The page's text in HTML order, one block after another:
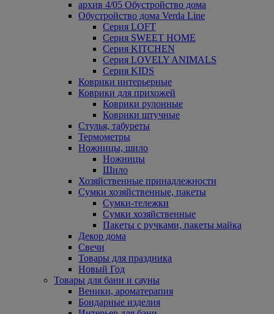
архив 4/05 Обустройство дома
Обустройство дома Verda Line
Серия LOFT
Серия SWEET HOME
Серия KITCHEN
Серия LOVELY ANIMALS
Серия KIDS
Коврики интерьерные
Коврики для прихожей
Коврики рулонные
Коврики штучные
Стулья, табуреты
Термометры
Ножницы, шило
Ножницы
Шило
Хозяйственные принадлежности
Сумки хозяйственные, пакеты
Сумки-тележки
Сумки хозяйственные
Пакеты с ручками, пакеты майка
Декор дома
Свечи
Товары для праздника
Новый Год
Товары для бани и сауны
Веники, ароматерапия
Бондарные изделия